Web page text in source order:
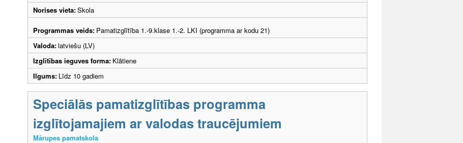
Norises vieta:Skola
Programmas veids: Pamatizglītība 1.-9.klase 1.-2. LKI (programma ar kodu 21)
Valoda:latviešu (LV)
Izglītības ieguves forma: Klātiene
Ilgums: Līdz 10 gadiem
Speciālās pamatizglītības programma
izglītojamajiem ar valodas traucējumiem
Mārupes pamatskola